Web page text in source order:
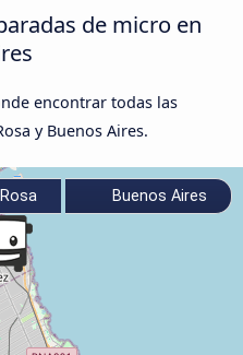
de micro en
encontrar todas las
y Buenos Aires.
Buenos Aires